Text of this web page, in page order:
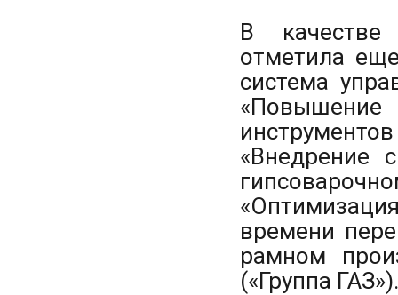
В качестве
отметила
система
«Внедрение
времени
рамном
(«Группа ГАЗ»).